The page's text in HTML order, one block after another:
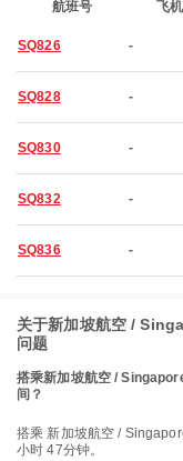
航班号 飞
SQ826 -
SQ828 -
SQ830 -
SQ832 -
SQ836 -
关于新加坡航空 /
问题
搭乘新加坡航空 /
间？
搭乘 新加坡航空 / Singapore Airlines 从 新加坡 前往 上海 的飞行时长约为 5
小时 47分钟。